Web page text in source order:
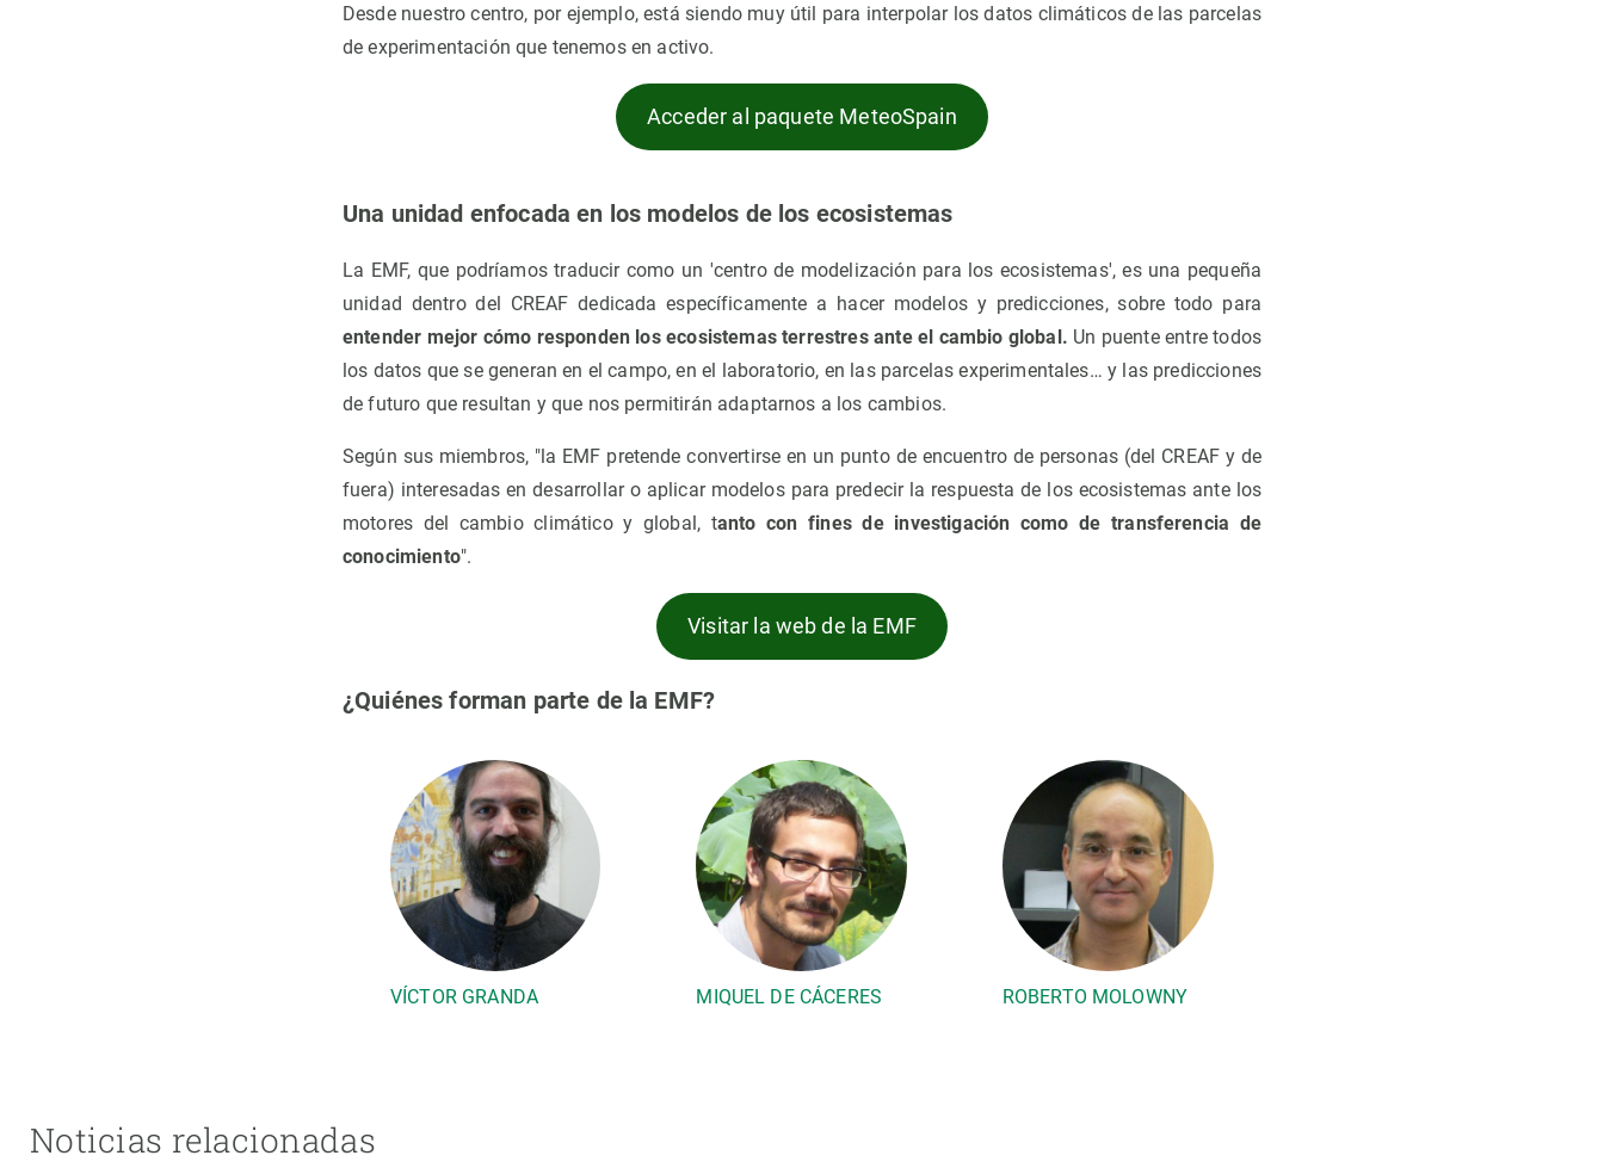
Desde nuestro centro, por ejemplo, está siendo muy útil para interpolar los datos climáticos de las parcelas
de experimentación que tenemos en activo.
Acceder al paquete MeteoSpain
Una unidad enfocada en los modelos de los ecosistemas
La EMF, que podríamos traducir como un 'centro de modelización para los ecosistemas', es una pequeña
unidad dentro del CREAF dedicada específicamente a hacer modelos y predicciones, sobre todo para
entender mejor cómo responden los ecosistemas terrestres ante el cambio global. Un puente entre todos
los datos que se generan en el campo, en el laboratorio, en las parcelas experimentales… y las predicciones
de futuro que resultan y que nos permitirán adaptarnos a los cambios.
Según sus miembros, "la EMF pretende convertirse en un punto de encuentro de personas (del CREAF y de
fuera) interesadas en desarrollar o aplicar modelos para predecir la respuesta de los ecosistemas ante los
motores del cambio climático y global, tanto con fines de investigación como de transferencia de
conocimiento".
Visitar la web de la EMF
¿Quiénes forman parte de la EMF?
VÍCTOR GRANDA MIQUEL DE CÁCERES ROBERTO MOLOWNY
Noticias relacionadas